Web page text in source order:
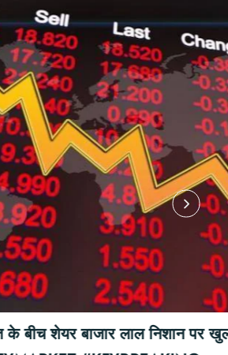
शेयर बाजार लाल निशान पर खुला